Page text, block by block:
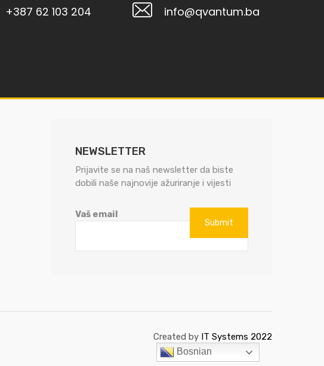
+387 62 103 204 info@qvantum.ba
NEWSLETTER
Prijavite se na naš newsletter da biste
dobili naše najnovije ažuriranje i vijesti
Vaš email
Created by IT Systems 2022
Bosnian